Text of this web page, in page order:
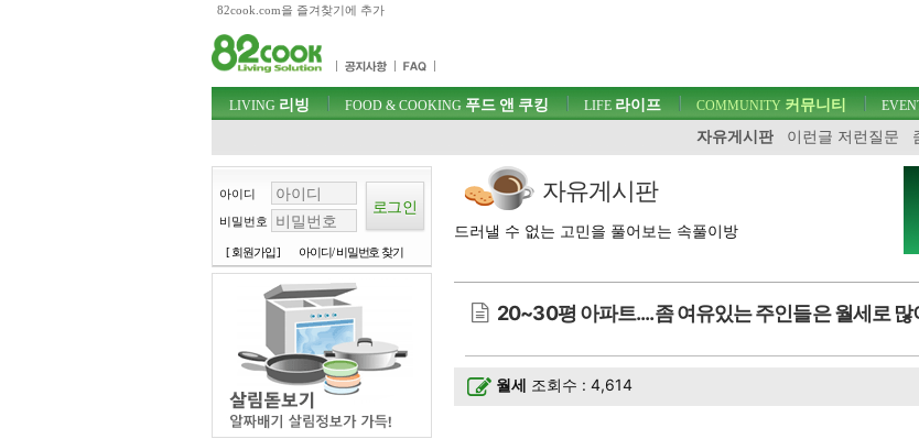
82cook.com을 즐겨찾기에 추가
주메뉴 바로가기
컨텐츠 바로가기
검색 바로가기
로그인 바로가기
주메뉴
LIVING 리빙 FOOD & COOKING 푸드 앤 쿠킹 LIFE 라이프 COMMUNITY 커뮤니티
자유게시판
이런글 저런질문
아이디
비밀번호
[ 회원가입 ] 아이디/ 비밀번호 찾기
자유게시판
드러낼 수 없는 고민을 풀어보는 속풀이방
20~30평 아파트....좀 여유있는 주인들은 월세로
월세 조회수 : 4,614